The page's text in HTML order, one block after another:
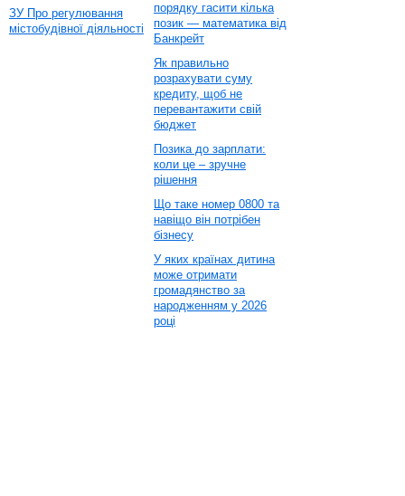
ЗУ Про регулювання
містобудівної діяльності
порядку гасити кілька
позик — математика від
Банкрейт
Як правильно
розрахувати суму
кредиту, щоб не
перевантажити свій
бюджет
Позика до зарплати:
коли це – зручне
рішення
Що таке номер 0800 та
навіщо він потрібен
бізнесу
У яких країнах дитина
може отримати
громадянство за
народженням у 2026
році